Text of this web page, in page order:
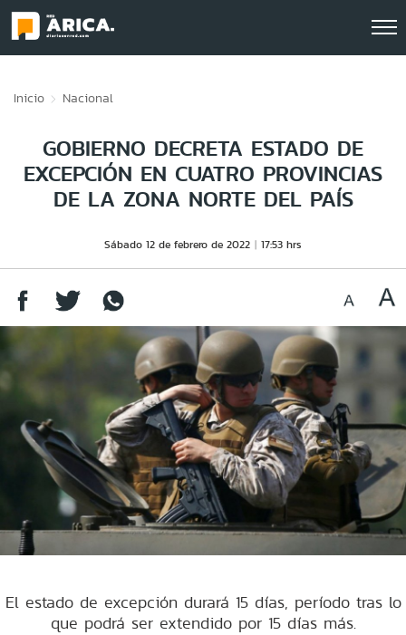
Inicio Nacional
GOBIERNO DECRETA ESTADO DE
EXCEPCIÓN EN CUATRO PROVINCIAS
DE LA ZONA NORTE DEL PAÍS
Sábado 12 de febrero de 2022 17:53 hrs
El estado de excepción durará 15 días, período tras lo
que podrá ser extendido por 15 días más.